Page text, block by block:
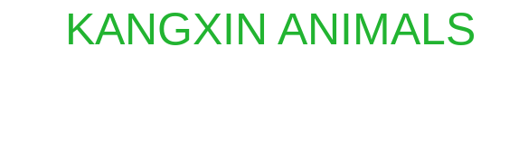
KANGXIN ANIMALS